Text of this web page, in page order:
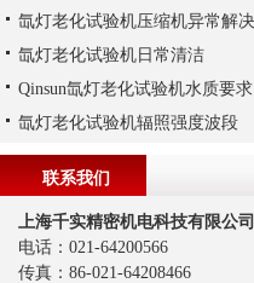
氙灯老化试验机日常清洁
Qinsun氙灯老化试验机水质要求
氙灯老化试验机辐照强度波段
联系我们
上海千实精密机电科技有限公司
电话：021-64200566
传真：86-021-64208466